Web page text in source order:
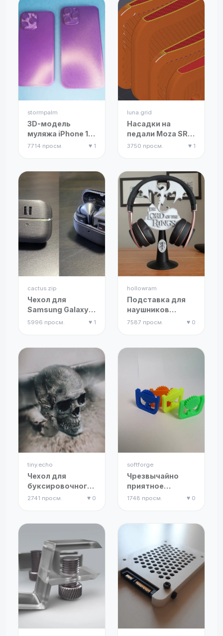
stormpalm
3D-модель
муляжа iPhone 14
Pro и iPhone 14
7714 просм. ♥ 1
luna.grid
Насадки на
педали Moza SRP
(ремикс)
3750 просм. ♥ 1
cactus.zip
Чехол для
Samsung Galaxy
Buds 3 Pro
5996 просм. ♥ 1
hollowram
Подставка для
наушников
"Властелин
7587 просм. ♥ 0
tiny.echo
Чехол для
буксировочного
крюка в виде
2741 просм. ♥ 0
softforge
Чрезвычайно
приятное
вращающееся
1748 просм. ♥ 0